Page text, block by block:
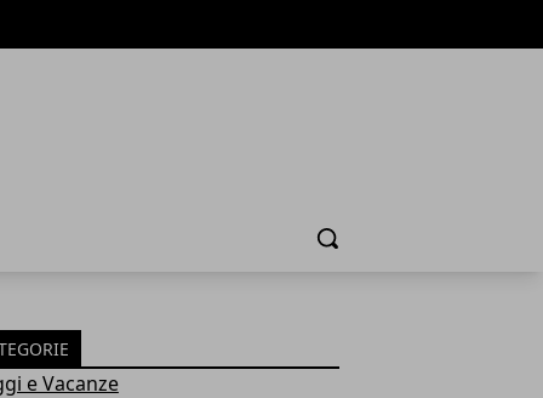
Cerca
e Vacanze